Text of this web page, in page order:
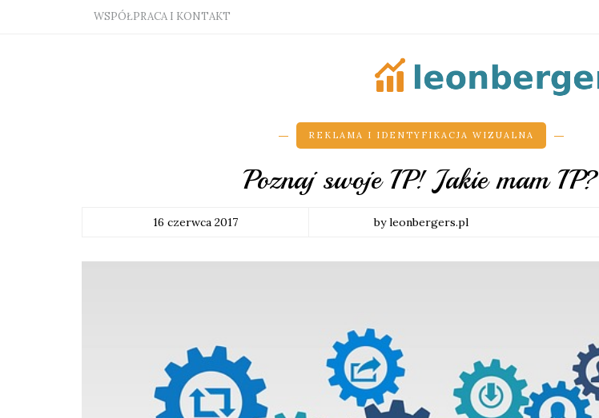
WSPÓŁPRACA I KONTAKT
REKLAMA I IDENTYFIKACJA WIZUALNA
Poznaj swoje IP! Jakie mam IP?
16 czerwca 2017 by leonbergers.pl